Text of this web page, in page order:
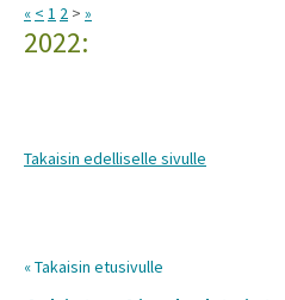
« < 1 2 > »
2022:
Takaisin edelliselle sivulle
« Takaisin etusivulle